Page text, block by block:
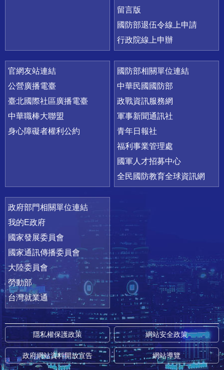
留言版
國防部退伍令線上申請
行政院線上申辦
官網友站連結
公營廣播電臺
臺北國際社區廣播電臺
中華職棒大聯盟
身心障礙者權利公約
國防部相關單位連結
中華民國國防部
政戰資訊服務網
軍事新聞通訊社
青年日報社
福利事業管理處
國軍人才招募中心
全民國防教育全球資訊網
政府部門相關單位連結
我的E政府
國家發展委員會
國家通訊傳播委員會
大陸委員會
勞動部
台灣就業通
隱私權保護政策 網站安全政策
政府網站資料開放宣告 網站導覽